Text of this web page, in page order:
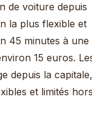
de voiture depuis
la plus flexible et
45 minutes à une
15 euros.
depuis la capitale,
et limités